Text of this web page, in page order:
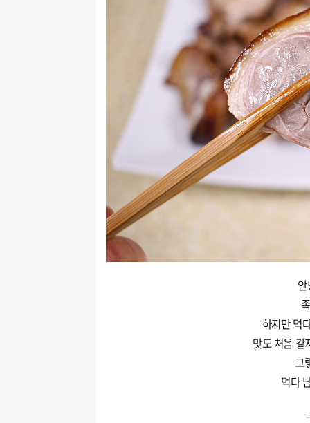
하지만 먹
맛도 처음 같
그
먹다